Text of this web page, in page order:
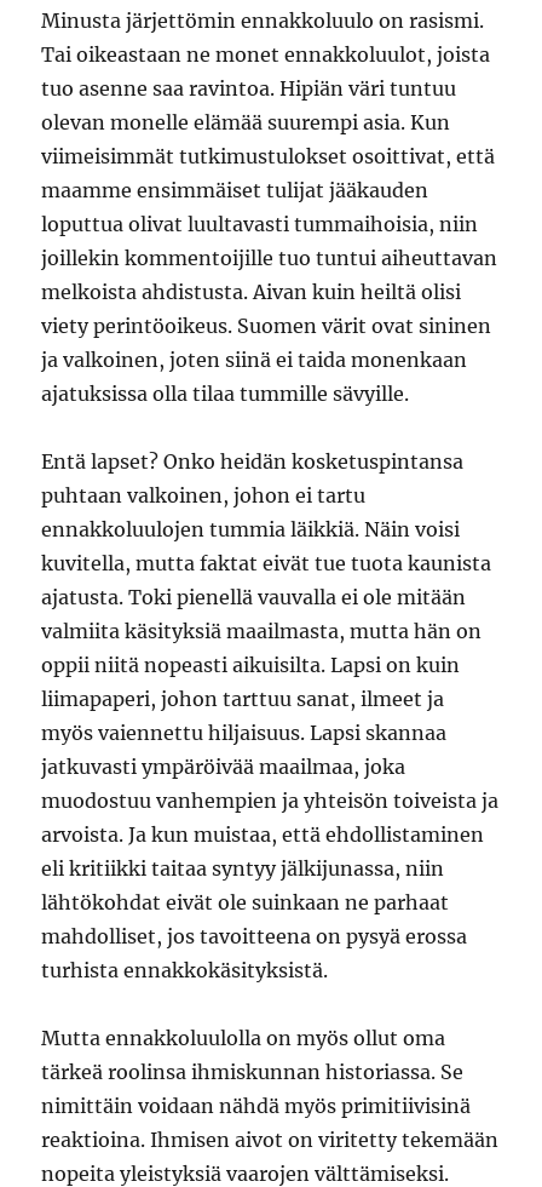
Minusta järjettömin ennakkoluulo on rasismi.
Tai oikeastaan ne monet ennakkoluulot, joista
tuo asenne saa ravintoa. Hipiän väri tuntuu
olevan monelle elämää suurempi asia. Kun
viimeisimmät tutkimustulokset osoittivat, että
maamme ensimmäiset tulijat jääkauden
loputtua olivat luultavasti tummaihoisia, niin
joillekin kommentoijille tuo tuntui aiheuttavan
melkoista ahdistusta. Aivan kuin heiltä olisi
viety perintöoikeus. Suomen värit ovat sininen
ja valkoinen, joten siinä ei taida monenkaan
ajatuksissa olla tilaa tummille sävyille.
Entä lapset? Onko heidän kosketuspintansa
puhtaan valkoinen, johon ei tartu
ennakkoluulojen tummia läikkiä. Näin voisi
kuvitella, mutta faktat eivät tue tuota kaunista
ajatusta. Toki pienellä vauvalla ei ole mitään
valmiita käsityksiä maailmasta, mutta hän on
oppii niitä nopeasti aikuisilta. Lapsi on kuin
liimapaperi, johon tarttuu sanat, ilmeet ja
myös vaiennettu hiljaisuus. Lapsi skannaa
jatkuvasti ympäröivää maailmaa, joka
muodostuu vanhempien ja yhteisön toiveista ja
arvoista. Ja kun muistaa, että ehdollistaminen
eli kritiikki taitaa syntyy jälkijunassa, niin
lähtökohdat eivät ole suinkaan ne parhaat
mahdolliset, jos tavoitteena on pysyä erossa
turhista ennakkokäsityksistä.
Mutta ennakkoluulolla on myös ollut oma
tärkeä roolinsa ihmiskunnan historiassa. Se
nimittäin voidaan nähdä myös primitiivisinä
reaktioina. Ihmisen aivot on viritetty tekemään
nopeita yleistyksiä vaarojen välttämiseksi.